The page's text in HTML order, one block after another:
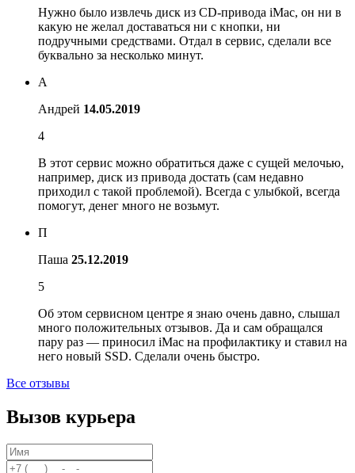
Нужно было извлечь диск из CD-привода iMac, он ни в
какую не желал доставаться ни с кнопки, ни
подручными средствами. Отдал в сервис, сделали все
буквально за несколько минут.
А
Андрей 14.05.2019
4
В этот сервис можно обратиться даже с сущей мелочью,
например, диск из привода достать (сам недавно
приходил с такой проблемой). Всегда с улыбкой, всегда
помогут, денег много не возьмут.
П
Паша 25.12.2019
5
Об этом сервисном центре я знаю очень давно, слышал
много положительных отзывов. Да и сам обращался
пару раз — приносил iMac на профилактику и ставил на
него новый SSD. Сделали очень быстро.
Все отзывы
Вызов курьера